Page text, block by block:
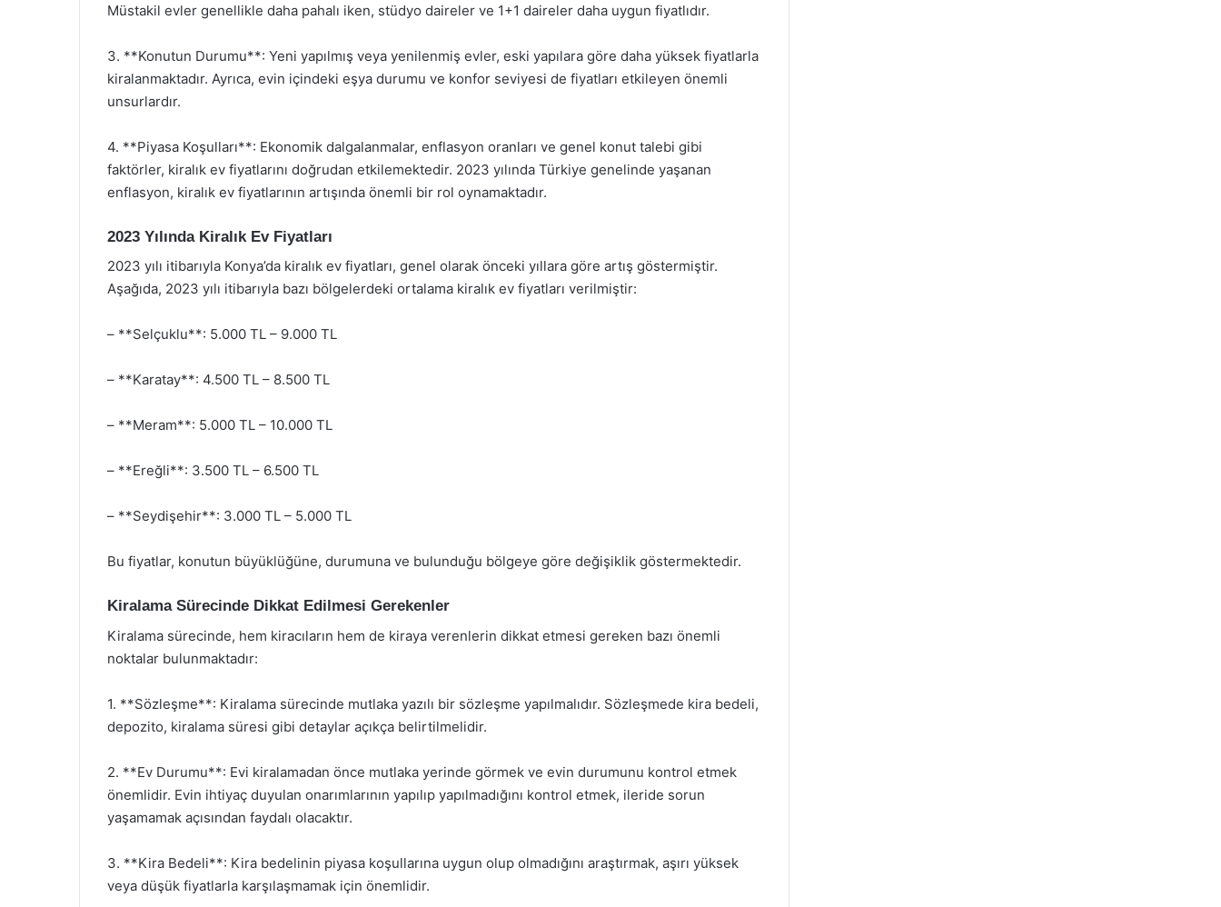
Müstakil evler genellikle daha pahalı iken, stüdyo daireler ve 1+1 daireler daha uygun fiyatlıdır.
3. **Konutun Durumu**: Yeni yapılmış veya yenilenmiş evler, eski yapılara göre daha yüksek fiyatlarla
kiralanmaktadır. Ayrıca, evin içindeki eşya durumu ve konfor seviyesi de fiyatları etkileyen önemli
unsurlardır.
4. **Piyasa Koşulları**: Ekonomik dalgalanmalar, enflasyon oranları ve genel konut talebi gibi
faktörler, kiralık ev fiyatlarını doğrudan etkilemektedir. 2023 yılında Türkiye genelinde yaşanan
enflasyon, kiralık ev fiyatlarının artışında önemli bir rol oynamaktadır.
2023 Yılında Kiralık Ev Fiyatları
2023 yılı itibarıyla Konya’da kiralık ev fiyatları, genel olarak önceki yıllara göre artış göstermiştir.
Aşağıda, 2023 yılı itibarıyla bazı bölgelerdeki ortalama kiralık ev fiyatları verilmiştir:
– **Selçuklu**: 5.000 TL – 9.000 TL
– **Karatay**: 4.500 TL – 8.500 TL
– **Meram**: 5.000 TL – 10.000 TL
– **Ereğli**: 3.500 TL – 6.500 TL
– **Seydişehir**: 3.000 TL – 5.000 TL
Bu fiyatlar, konutun büyüklüğüne, durumuna ve bulunduğu bölgeye göre değişiklik göstermektedir.
Kiralama Sürecinde Dikkat Edilmesi Gerekenler
Kiralama sürecinde, hem kiracıların hem de kiraya verenlerin dikkat etmesi gereken bazı önemli
noktalar bulunmaktadır:
1. **Sözleşme**: Kiralama sürecinde mutlaka yazılı bir sözleşme yapılmalıdır. Sözleşmede kira bedeli,
depozito, kiralama süresi gibi detaylar açıkça belirtilmelidir.
2. **Ev Durumu**: Evi kiralamadan önce mutlaka yerinde görmek ve evin durumunu kontrol etmek
önemlidir. Evin ihtiyaç duyulan onarımlarının yapılıp yapılmadığını kontrol etmek, ileride sorun
yaşamamak açısından faydalı olacaktır.
3. **Kira Bedeli**: Kira bedelinin piyasa koşullarına uygun olup olmadığını araştırmak, aşırı yüksek
veya düşük fiyatlarla karşılaşmamak için önemlidir.